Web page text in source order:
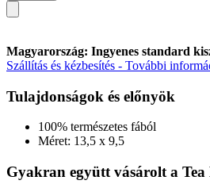
Magyarország: Ingyenes standard
Szállítás és kézbesítés - További
Tulajdonságok és előnyök
100% természetes fából
Méret: 13,5 x 9,5
Gyakran együtt vásárolt a